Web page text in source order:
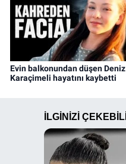
Evin balkonundan düşen Deniz
Karaçimeli hayatını kaybetti